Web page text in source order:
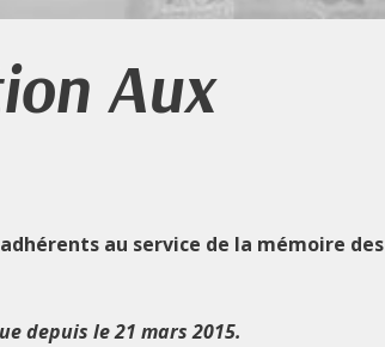
Aux
au service de la mémoire des
depuis le 21 mars 2015.